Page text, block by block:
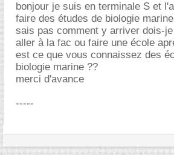
bonjour je suis en terminale S et
faire des études de biologie
sais pas comment y arriver dois-
aller à la fac ou faire une école
est ce que vous connaissez des
biologie marine ??
merci d'avance
-----